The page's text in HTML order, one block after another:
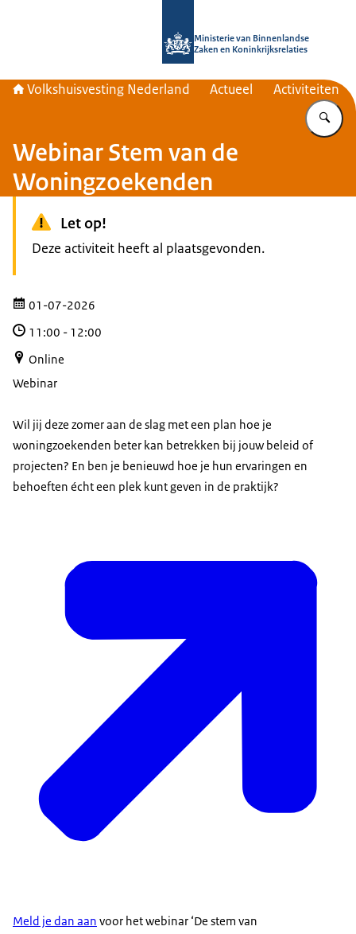
Ministerie van Binnenlandse
Zaken en Koninkrijksrelaties
Volkshuisvesting Nederland Actueel Activiteiten
Webinar Stem van de
Woningzoekenden
Let op!
Deze activiteit heeft al plaatsgevonden.
01-07-2026
11:00 - 12:00
Online
Webinar
Wil jij deze zomer aan de slag met een plan hoe je
woningzoekenden beter kan betrekken bij jouw beleid of
projecten? En ben je benieuwd hoe je hun ervaringen en
behoeften écht een plek kunt geven in de praktijk?
Meld je dan aan voor het webinar ‘De stem van